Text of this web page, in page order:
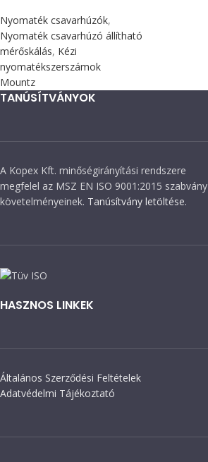
Nyomaték csavarhúzók,
Nyomaték csavarhúzó állítható
mérőskálás, Kézi
nyomatékszerszámok
Mountz
TANÚSÍTVÁNYOK
A Kopex Kft. minőségirányítási rendszere
megfelel az MSZ EN ISO 9001:2015 szabvány
követelményeinek. Tanúsítvány letöltése.
HASZNOS LINKEK
Általános Szerződési Feltételek
Adatvédelmi Tájékoztató